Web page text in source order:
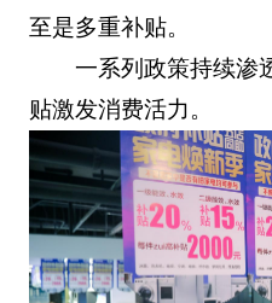
至是多重补贴。
一系列政策持续渗
贴激发消费活力。